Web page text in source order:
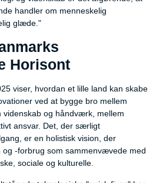
handler om menneskelig
glæde."
Horisont
viser, hvordan et lille land kan skabe
ved at bygge bro mellem
videnskab og håndværk, mellem
ansvar. Det, der særligt
er en holistisk vision, der
-forbrug som sammenvævede med
sociale og kulturelle.